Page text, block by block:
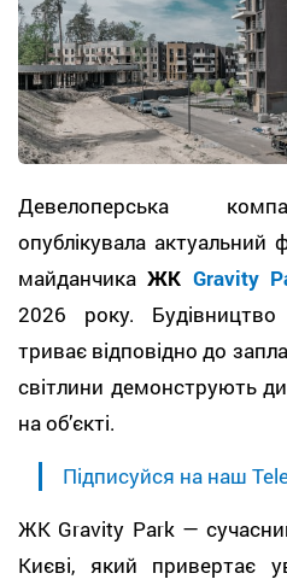
Девелоперська
опублікувала актуальний
майданчикаЖК Gravity
2026 року.
триває відповідно до
світлини демонструють
на об’єкті.
Підписуйся на наш
ЖК Gravity Park —
Києві, який привертає